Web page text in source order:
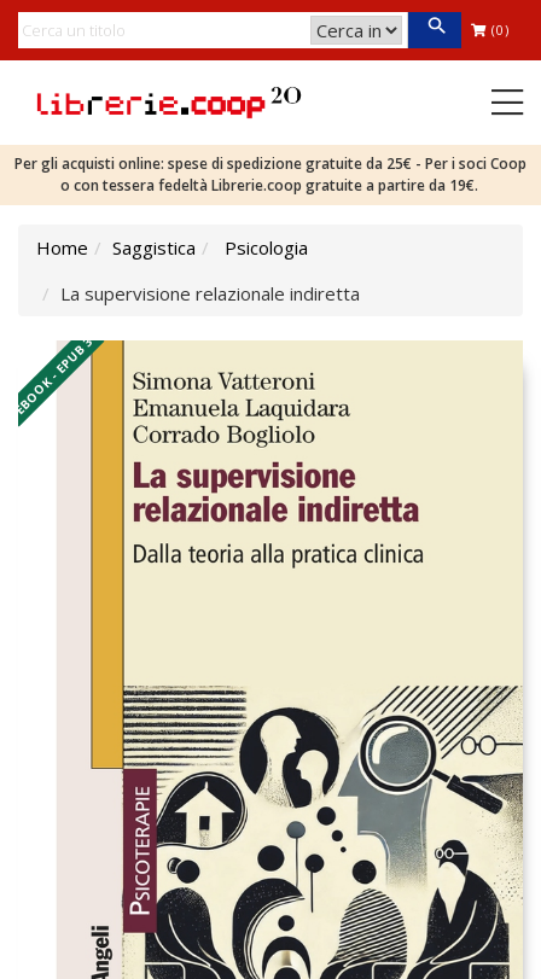
(0)
Per gli acquisti online: spese di spedizione gratuite da 25€ - Per i soci Coop
o con tessera fedeltà Librerie.coop gratuite a partire da 19€.
Home Saggistica
Psicologia
La supervisione relazionale indiretta
EBOOK - EPUB 3